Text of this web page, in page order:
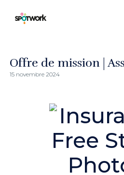
Offre de mission |
15 novembre 2024